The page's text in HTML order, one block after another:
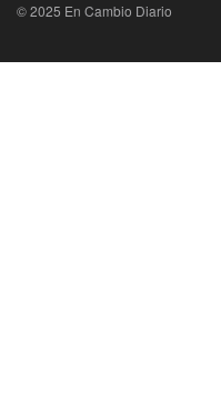
© 2025 En Cambio Diario